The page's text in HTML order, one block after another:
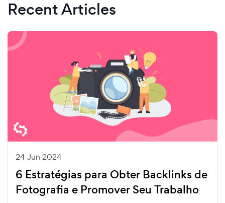
Recent Articles
24 Jun 2024
6 Estratégias para Obter Backlinks de
Fotografia e Promover Seu Trabalho